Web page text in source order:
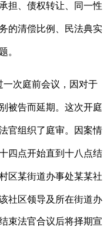
担、债权转让、同一性
的清偿比例、民法典实
。
一次庭前会议，因对于
被告而延期。这次开庭
官组织了庭审。因案情
四点开始直到十八点结
区某街道办事处某某社
社区领导及所在街道办
束法官合议后将择期宣